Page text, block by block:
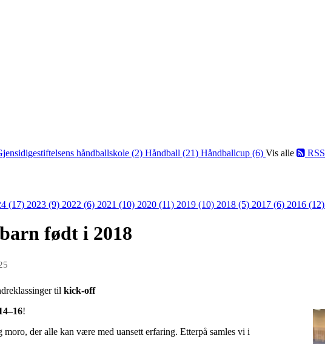
håndballskole (2) Håndball (21) Håndballcup (6) Vis alle RSS
(17) 2023 (9) 2022 (6) 2021 (10) 2020 (11) 2019 (10) 2018 (5) 2017 (6) 2016 (12)
født i 2018
til kick-off
!
der alle kan være med uansett erfaring. Etterpå samles vi i